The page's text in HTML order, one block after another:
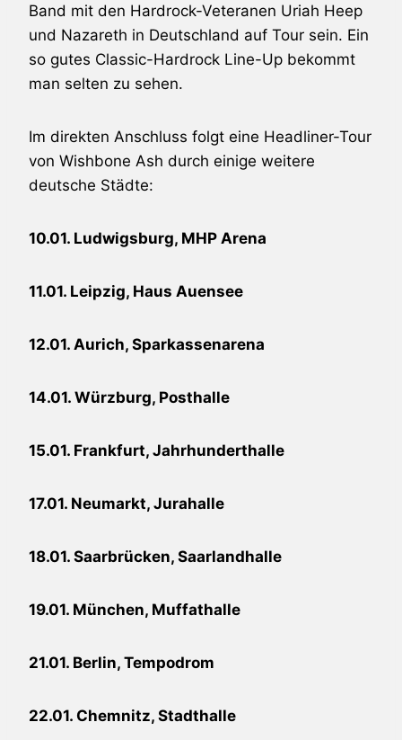
Band mit den Hardrock-Veteranen Uriah Heep
und Nazareth in Deutschland auf Tour sein. Ein
so gutes Classic-Hardrock Line-Up bekommt
man selten zu sehen.
Im direkten Anschluss folgt eine Headliner-Tour
von Wishbone Ash durch einige weitere
deutsche Städte:
10.01. Ludwigsburg, MHP Arena
11.01. Leipzig, Haus Auensee
12.01. Aurich, Sparkassenarena
14.01. Würzburg, Posthalle
15.01. Frankfurt, Jahrhunderthalle
17.01. Neumarkt, Jurahalle
18.01. Saarbrücken, Saarlandhalle
19.01. München, Muffathalle
21.01. Berlin, Tempodrom
22.01. Chemnitz, Stadthalle